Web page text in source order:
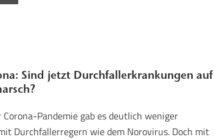
Sind jetzt Durchfallerkrankungen auf
Pandemie gab es deutlich weniger
Durchfallerregern wie dem Norovirus. Doch mit